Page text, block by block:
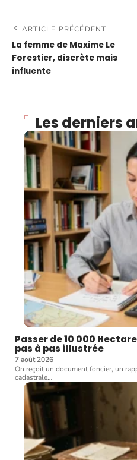
ARTICLE PRÉCÉDENT
La femme de Maxime Le
Forestier, discrète mais
influente
Les derniers
Passer de 10 000
pas à pas illustrée
7 août 2026
On reçoit un document foncier, un
cadastrale…